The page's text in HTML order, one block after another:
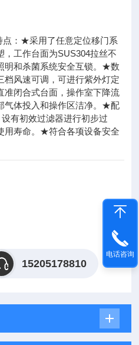
点：★采用了任意定位移门系
工作台面为SUS304拉丝不
明和杀菌系统安全互锁。★数
档风速可调，可进行紫外灯定
闭合式台面，操作室下降流
气体投入和操作区洁净。★配
有初效过滤器进行初步过
用寿命。★符合各项设备安全
15205178810
电话咨询